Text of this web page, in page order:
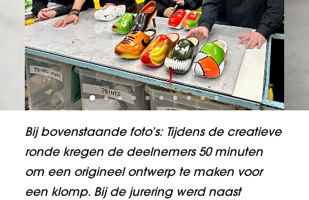
Bij bovenstaande foto’s: Tijdens de creatieve
ronde kregen de deelnemers 50 minuten
om een origineel ontwerp te maken voor
een klomp. Bij de jurering werd naast